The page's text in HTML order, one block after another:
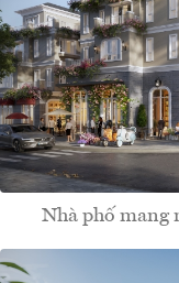
Nhà phố mang